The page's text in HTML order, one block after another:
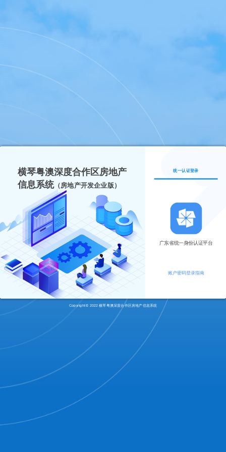
横琴粤澳深度合作区房地产
信息系统（房地产开发企业版）
统一认证登录
广东省统一身份认证平台
账户密码登录指南
Copyright © 2022 横琴粤澳深度合作区房地产信息系统